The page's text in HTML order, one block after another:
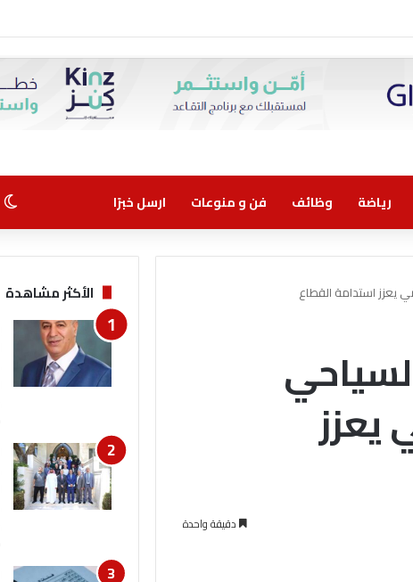
رياضة وظائف فن و منوعات ارسل خبرًا
يعزز استدامة القطاع
يعزز
دقيقة واحدة
الأكثر مشاهدة